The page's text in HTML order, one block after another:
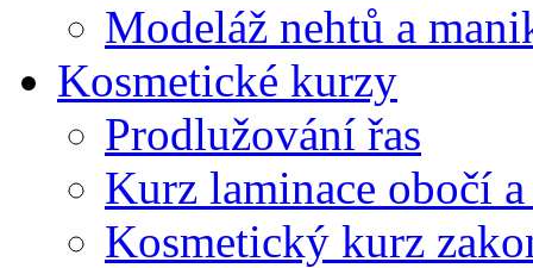
Modeláž nehtů a
Kosmetické kurzy
Prodlužování řas
Kurz laminace obočí
Kosmetický kurz